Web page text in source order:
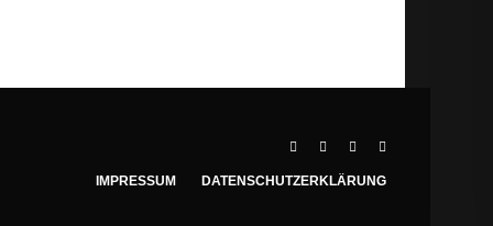
IMPRESSUM DATENSCHUTZERKLÄRUNG